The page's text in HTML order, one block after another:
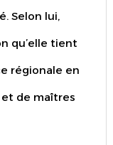
Selon lui,
qu’elle tient
régionale en
de maîtres